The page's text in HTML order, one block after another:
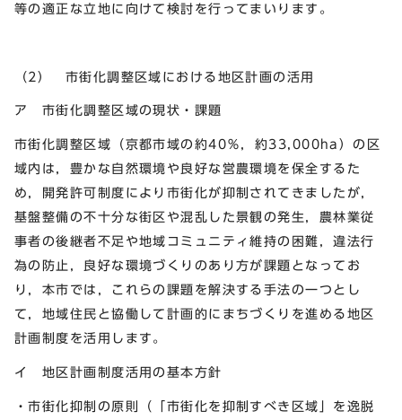
等の適正な立地に向けて検討を行ってまいります。
（2） 市街化調整区域における地区計画の活用
ア 市街化調整区域の現状・課題
市街化調整区域（京都市域の約40％，約33,000ha）の区
域内は，豊かな自然環境や良好な営農環境を保全するた
め，開発許可制度により市街化が抑制されてきましたが，
基盤整備の不十分な街区や混乱した景観の発生，農林業従
事者の後継者不足や地域コミュニティ維持の困難，違法行
為の防止，良好な環境づくりのあり方が課題となってお
り，本市では，これらの課題を解決する手法の一つとし
て，地域住民と協働して計画的にまちづくりを進める地区
計画制度を活用します。
イ 地区計画制度活用の基本方針
・市街化抑制の原則（「市街化を抑制すべき区域」を逸脱